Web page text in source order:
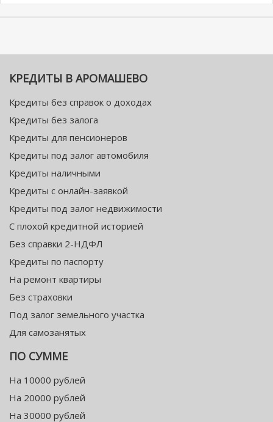
КРЕДИТЫ В АРОМАШЕВО
Кредиты без справок о доходах
Кредиты без залога
Кредиты для пенсионеров
Кредиты под залог автомобиля
Кредиты наличными
Кредиты с онлайн-заявкой
Кредиты под залог недвижимости
С плохой кредитной историей
Без справки 2-НДФЛ
Кредиты по паспорту
На ремонт квартиры
Без страховки
Под залог земельного участка
Для самозанятых
ПО СУММЕ
На 10000 рублей
На 20000 рублей
На 30000 рублей